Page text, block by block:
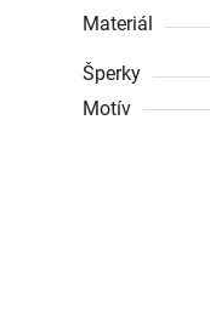
Materiál
Šperky
Motív